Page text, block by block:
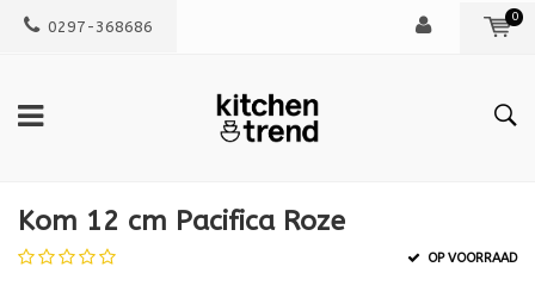
0297-368686
0
Kom 12 cm Pacifica Roze
OP VOORRAAD